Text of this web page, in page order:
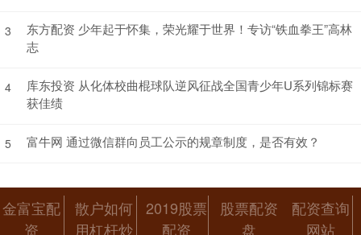
3
东方配资 少年起于怀集，荣光耀于世界！专访“铁血拳王”高林
志
4
库东投资 从化体校曲棍球队逆风征战全国青少年U系列锦标赛
获佳绩
5 富牛网 通过微信群向员工公示的规章制度，是否有效？
金富宝配
资
散户如何
用杠杆炒
2019股票
配资
股票配资
盘
配资查询
网站